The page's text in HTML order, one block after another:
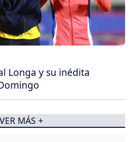
Longa y su inédita
VER MÁS +